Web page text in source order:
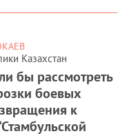
Казахстан
бы рассмотреть
боевых
к